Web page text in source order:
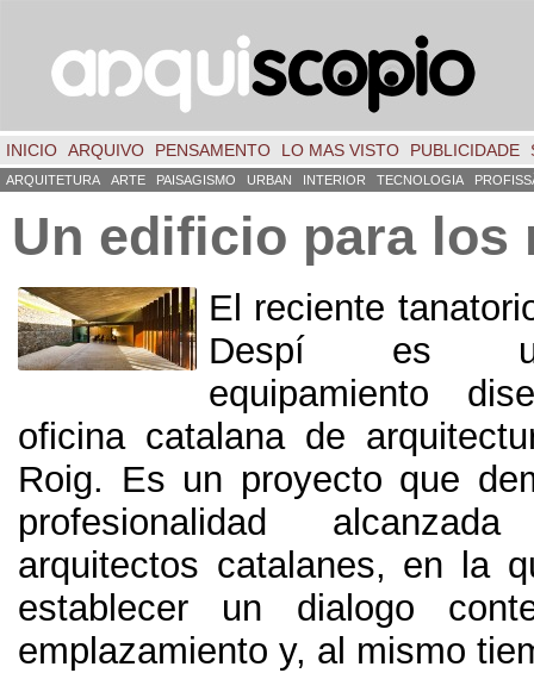
INICIO ARQUIVO PENSAMENTO LO MAS VISTO PUBLICIDADE
ARQUITETURA ARTE PAISAGISMO URBAN INTERIOR TECNOLOGIA
Un edificio para los
El reciente
Despí es
equipamiento
oficina catalana de
Roig. Es un proyecto que
profesionalidad
arquitectos catalanes, en la
establecer un dialogo
emplazamiento y, al mismo